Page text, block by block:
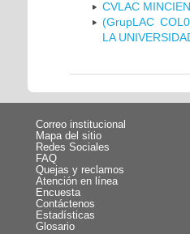
CVLAC
(GrupLAC
LA
Correo institucional
Mapa del sitio
Redes Sociales
FAQ
Quejas y reclamos
Atención en línea
Encuesta
Contáctenos
Estadísticas
Glosario